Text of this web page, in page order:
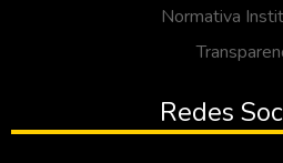
Normativa
Redes